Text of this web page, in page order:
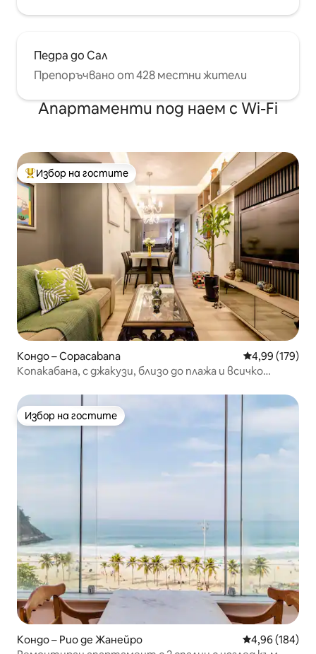
Педра до Сал
Препоръчвано от 428 местни жители
Апартаменти под наем с Wi-Fi
Най-популярен избор на гостите
Избор на гостите
Кондо – Copacabana Средна
4,99 (179)
Копакабана, с джакузи, близо до плажа и всичко
Избор на гостите
Избор на гостите
Кондо – Рио де Жанейро Средна
4,96 (184)